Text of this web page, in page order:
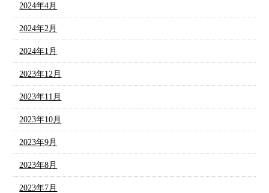
2024年4月
2024年2月
2024年1月
2023年12月
2023年11月
2023年10月
2023年9月
2023年8月
2023年7月